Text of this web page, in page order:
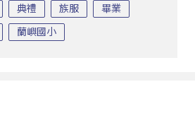
典禮 族服 畢業
蘭嶼國小